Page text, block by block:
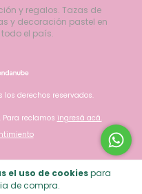
el uso de cookiespara
de compra.
y regalos. Tazas de
y decoración pastel en
el país.
los derechos reservados.
Para reclamos ingresá acá.